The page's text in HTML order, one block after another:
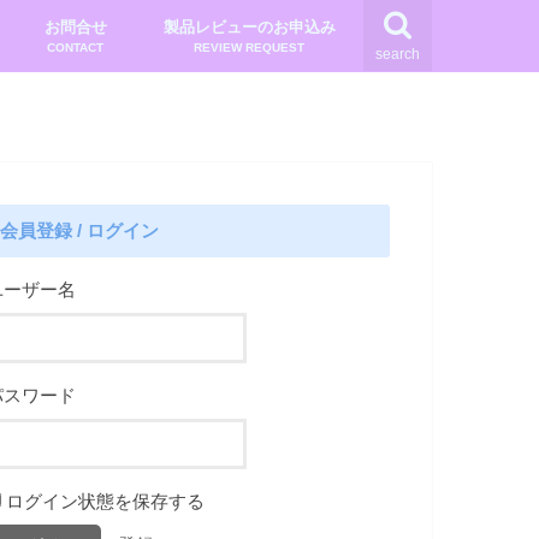
search
お問合せ
CONTACT
製品レビューのお申込み
REVIEW REQUEST
会員登録 / ログイン
ーザー名
スワード
ログイン状態を保存する